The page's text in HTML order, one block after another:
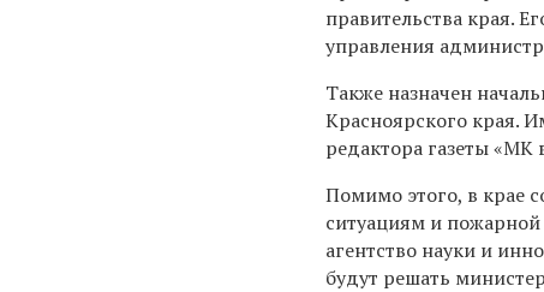
правительства края.
управления
Также назначен
Красноярского края.
редактора газеты «МК
Помимо этого, в крае
ситуациям и
агентство науки и
будут решать